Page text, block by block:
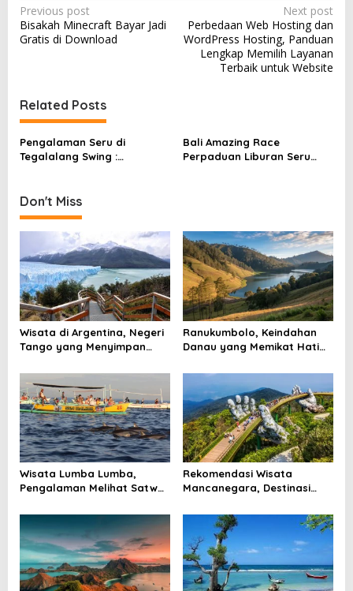
P
o
n
a
v
i
g
a
t
i
o
n
Previous post
Bisakah Minecraft Bayar Jadi
Gratis di Download
Next post
Perbedaan Web Hosting dan
WordPress Hosting, Panduan
Lengkap Memilih Layanan
Terbaik untuk Website
Related Posts
Pengalaman Seru di
Tegalalang Swing :
Bali Amazing Race
Perpaduan Liburan Seru
Don't Miss
Wisata di Argentina, Negeri
Tango yang Menyimpan
Kota Penuh Warna
Ranukumbolo, Keindahan
Danau yang Memikat Hati
Wisata Lumba Lumba,
Pengalaman Melihat Satwa
Terasa Berbeda
Rekomendasi Wisata
Mancanegara, Destinasi
Rencana Liburan